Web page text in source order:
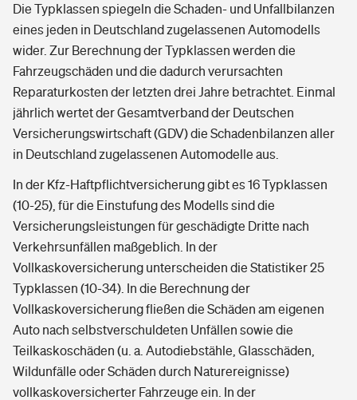
Die Typklassen spiegeln die Schaden- und Unfallbilanzen
eines jeden in Deutschland zugelassenen Automodells
wider. Zur Berechnung der Typklassen werden die
Fahrzeugschäden und die dadurch verursachten
Reparaturkosten der letzten drei Jahre betrachtet. Einmal
jährlich wertet der Gesamtverband der Deutschen
Versicherungswirtschaft (GDV) die Schadenbilanzen aller
in Deutschland zugelassenen Automodelle aus.
In der Kfz-Haftpflichtversicherung gibt es 16 Typklassen
(10-25), für die Einstufung des Modells sind die
Versicherungsleistungen für geschädigte Dritte nach
Verkehrsunfällen maßgeblich. In der
Vollkaskoversicherung unterscheiden die Statistiker 25
Typklassen (10-34). In die Berechnung der
Vollkaskoversicherung fließen die Schäden am eigenen
Auto nach selbstverschuldeten Unfällen sowie die
Teilkaskoschäden (u. a. Autodiebstähle, Glasschäden,
Wildunfälle oder Schäden durch Naturereignisse)
vollkaskoversicherter Fahrzeuge ein. In der